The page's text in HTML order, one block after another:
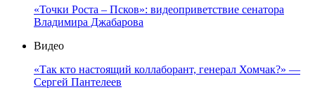
«Точки Роста – Псков»: видеоприветствие сенатора
Владимира Джабарова
Видео
«Так кто настоящий коллаборант, генерал Хомчак?» —
Сергей Пантелеев